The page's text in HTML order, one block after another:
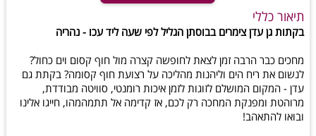
תיאור כללי
בקתות גן עדן צימרים בבוסתן הגליל לפי שעה ליד עכו - נהריה
מחכים כבר הרבה זמן לצאת לחופשה קצרה מול חוף קסום וים כחול?
לנשום את ריח הים וליהנות מהליכה על רצועת חוף קסומה? בקתת גם
עדן - המקום המושלם לזוגות לזמן איכות רומנטי, סוויטה מבודדת,
מרוהטת ומפנקת המחכה רק לכם, אז קדימה אל תתמהמהו, חייגו אלינו
ובואו להתאהב!